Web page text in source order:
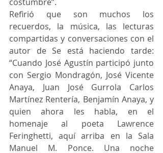
Refirió que son muchos los
recuerdos, la música, las lecturas
compartidas y conversaciones con el
autor de Se está haciendo tarde:
“Cuando José Agustín participó junto
con Sergio Mondragón, José Vicente
Anaya, Juan José Gurrola Carlos
Martínez Rentería, Benjamín Anaya, y
quien ahora les habla, en el
homenaje al poeta Lawrence
Feringhetti, aquí arriba en la Sala
Manuel M. Ponce. Una noche